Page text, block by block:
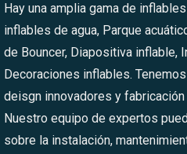
Hay una amplia gama de
inflables de agua, Parque
de Bouncer, Diapositiva inflable,
Decoraciones inflables.
deisgn innovadores y
Nuestro equipo de expertos
sobre la instalación,